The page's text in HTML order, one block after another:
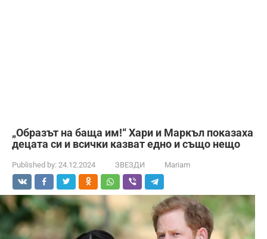
„Образът на баща им!“ Хари и Маркъл показаха
децата си и всички казват едно и също нещо
Published by: 24.12.2024 ЗВЕЗДИ Mariam